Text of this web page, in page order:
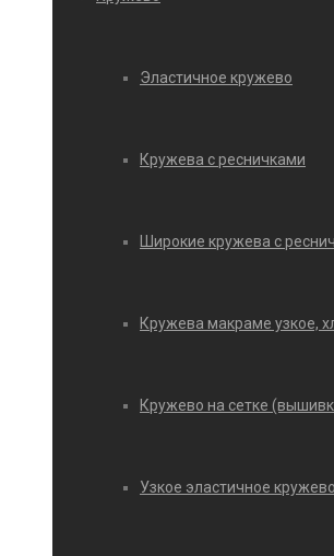
Эластичное кружево
Кружева с ресничками
Широкие кружева с
Кружева макраме узкое,
Кружево на сетке
Узкое эластичное кружево